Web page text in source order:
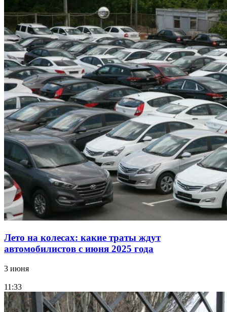
Лето на колесах: какие траты ждут
автомобилистов с июня 2025 года
3 июня
11:33